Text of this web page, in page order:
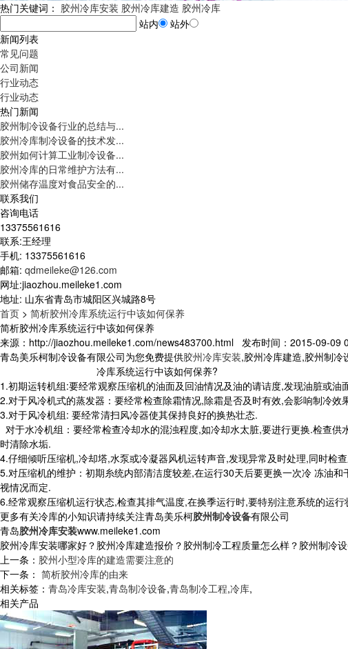
热门关键词： 胶州冷库安装 胶州冷库建造 胶州冷库
站内
站外
新闻列表
常见问题
公司新闻
行业动态
行业动态
热门新闻
胶州制冷设备行业的总结与...
胶州冷库制冷设备的技术发...
胶州如何计算工业制冷设备...
胶州冷库的日常维护方法有...
胶州储存温度对食品安全的...
联系我们
咨询电话
13375561616
联系:王经理
手机: 13375561616
邮箱: qdmeileke@126.com
网址:jiaozhou.meileke1.com
地址: 山东省青岛市城阳区兴城路8号
首页 > 简析胶州冷库系统运行中该如何保养
简析胶州冷库系统运行中该如何保养
来源：http://jiaozhou.meileke1.com/news483700.html 发布时间：2015-09-09
青岛美乐柯制冷设备有限公司为您免费提供胶州冷库安装,胶州冷库建造,胶州制冷
冷库系统运行中该如何保养?
1.初期运转机组:要经常观察压缩机的油面及回油情况及油的请诘度,发现油脏或油
2.对于风冷机式的蒸发器：要经常检查除霜情况,除霜是否及时有效,会影响制冷效
3.对于风冷机组: 要经常清扫风冷器使其保持良好的换热壮态.
对于水冷机组：要经常检查冷却水的混浊程度,如冷却水太脏,要进行更换.检查
时清除水垢.
4.仔细倾听压缩机,冷却塔,水泵或冷凝器风机运转声音,发现异常及时处理,同时检
5.对压缩机的维护：初期糸统内部清洁度较差,在运行30天后要更换一次冷 冻油
视情况而定.
6.经常观察压缩机运行状态,检查其排气温度,在换季运行时,要特别注意系统的运
更多有关冷库的小知识请持续关注青岛美乐柯胶州制冷设备有限公司
青岛胶州冷库安装www.meileke1.com
胶州冷库安装哪家好？胶州冷库建造报价？胶州制冷工程质量怎么样？胶州制
上一条： 胶州小型冷库的建造需要注意的
下一条： 简析胶州冷库的由来
相关标签： 青岛冷库安装,青岛制冷设备,青岛制冷工程,冷库,
相关产品